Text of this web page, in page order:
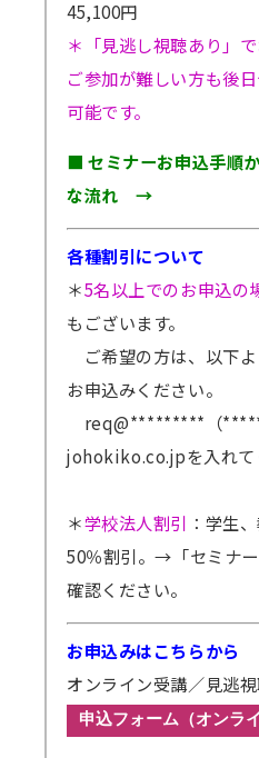
45,100円
＊「見逃し視聴あり」
ご参加が難しい方も後
可能です。
■ セミナーお申込手順
な流れ →
各種割引について
＊5名以上でのお申込の
もございます。
ご希望の方は、以下
お申込みください。
req@*********（
johokiko.co.jpを入れて
＊学校法人割引 ：学生
50％割引。→「セミナ
確認ください。
お申込みはこちらから
オンライン受講／見逃